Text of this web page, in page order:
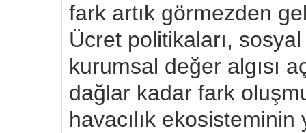
fark artık görmezden
Ücret politikaları,
kurumsal değer algısı
dağlar kadar fark
havacılık